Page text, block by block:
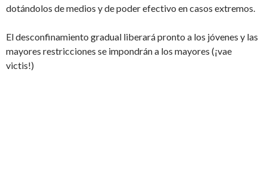
dotándolos de medios y de poder efectivo en casos extremos.
El desconfinamiento gradual liberará pronto a los jóvenes y las
mayores restricciones se impondrán a los mayores (¡vae
victis!)